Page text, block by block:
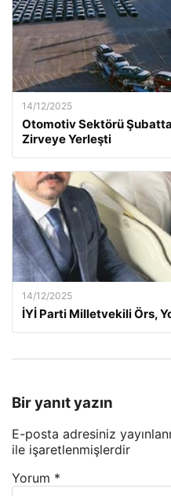
14/12/2025
Otomotiv Sektörü
Zirveye Yerleşti
14/12/2025
İYİ Parti Milletvekili Örs,
Bir yanıt yazın
E-posta adresiniz
ile işaretlenmişlerdir
Yorum *